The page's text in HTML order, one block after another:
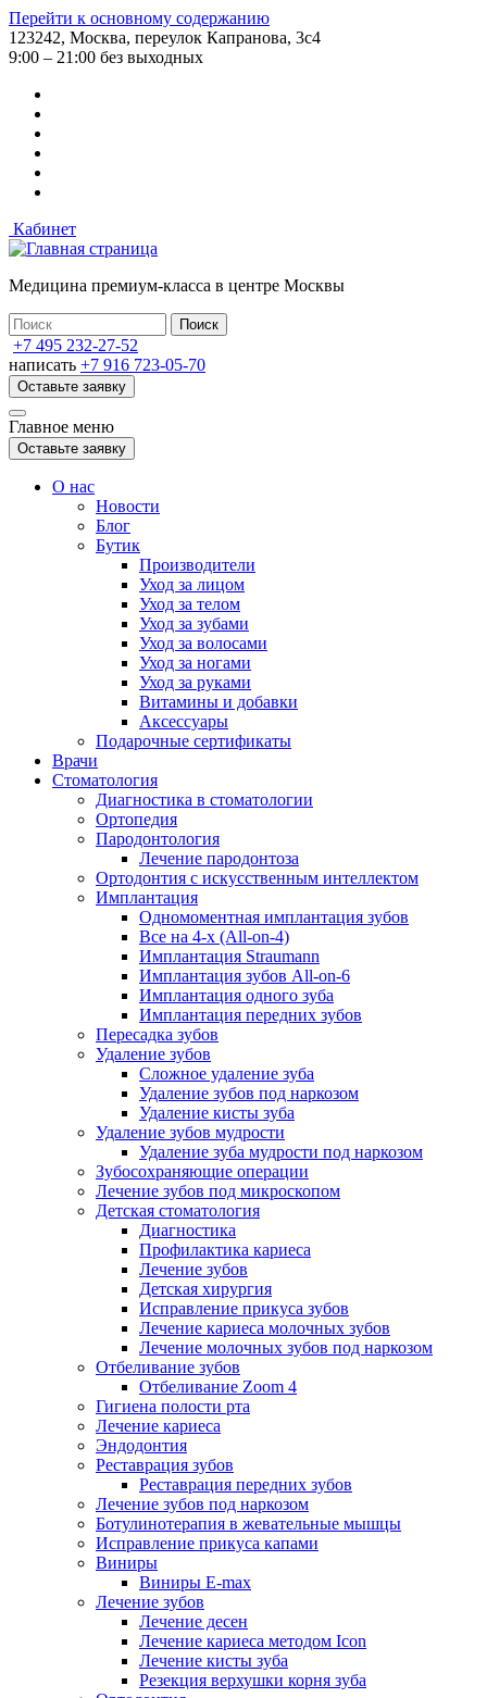
Перейти к основному содержанию
123242, Москва, переулок Капранова, 3с4
9:00 – 21:00 без выходных
Кабинет
Медицина премиум-класса в центре Москвы
+7 495 232-27-52
написать +7 916 723-05-70
Оставьте заявку
Главное меню
Оставьте заявку
О нас
Новости
Блог
Бутик
Производители
Уход за лицом
Уход за телом
Уход за зубами
Уход за волосами
Уход за ногами
Уход за руками
Витамины и добавки
Аксессуары
Подарочные сертификаты
Врачи
Стоматология
Диагностика в стоматологии
Ортопедия
Пародонтология
Лечение пародонтоза
Ортодонтия с искусственным интеллектом
Имплантация
Одномоментная имплантация зубов
Все на 4-х (All-on-4)
Имплантация Straumann
Имплантация зубов All-on-6
Имплантация одного зуба
Имплантация передних зубов
Пересадка зубов
Удаление зубов
Сложное удаление зуба
Удаление зубов под наркозом
Удаление кисты зуба
Удаление зубов мудрости
Удаление зуба мудрости под наркозом
Зубосохраняющие операции
Лечение зубов под микроскопом
Детская стоматология
Диагностика
Профилактика кариеса
Лечение зубов
Детская хирургия
Исправление прикуса зубов
Лечение кариеса молочных зубов
Лечение молочных зубов под наркозом
Отбеливание зубов
Отбеливание Zoom 4
Гигиена полости рта
Лечение кариеса
Эндодонтия
Реставрация зубов
Реставрация передних зубов
Лечение зубов под наркозом
Ботулинотерапия в жевательные мышцы
Исправление прикуса капами
Виниры
Виниры E-max
Лечение зубов
Лечение десен
Лечение кариеса методом Icon
Лечение кисты зуба
Резекция верхушки корня зуба